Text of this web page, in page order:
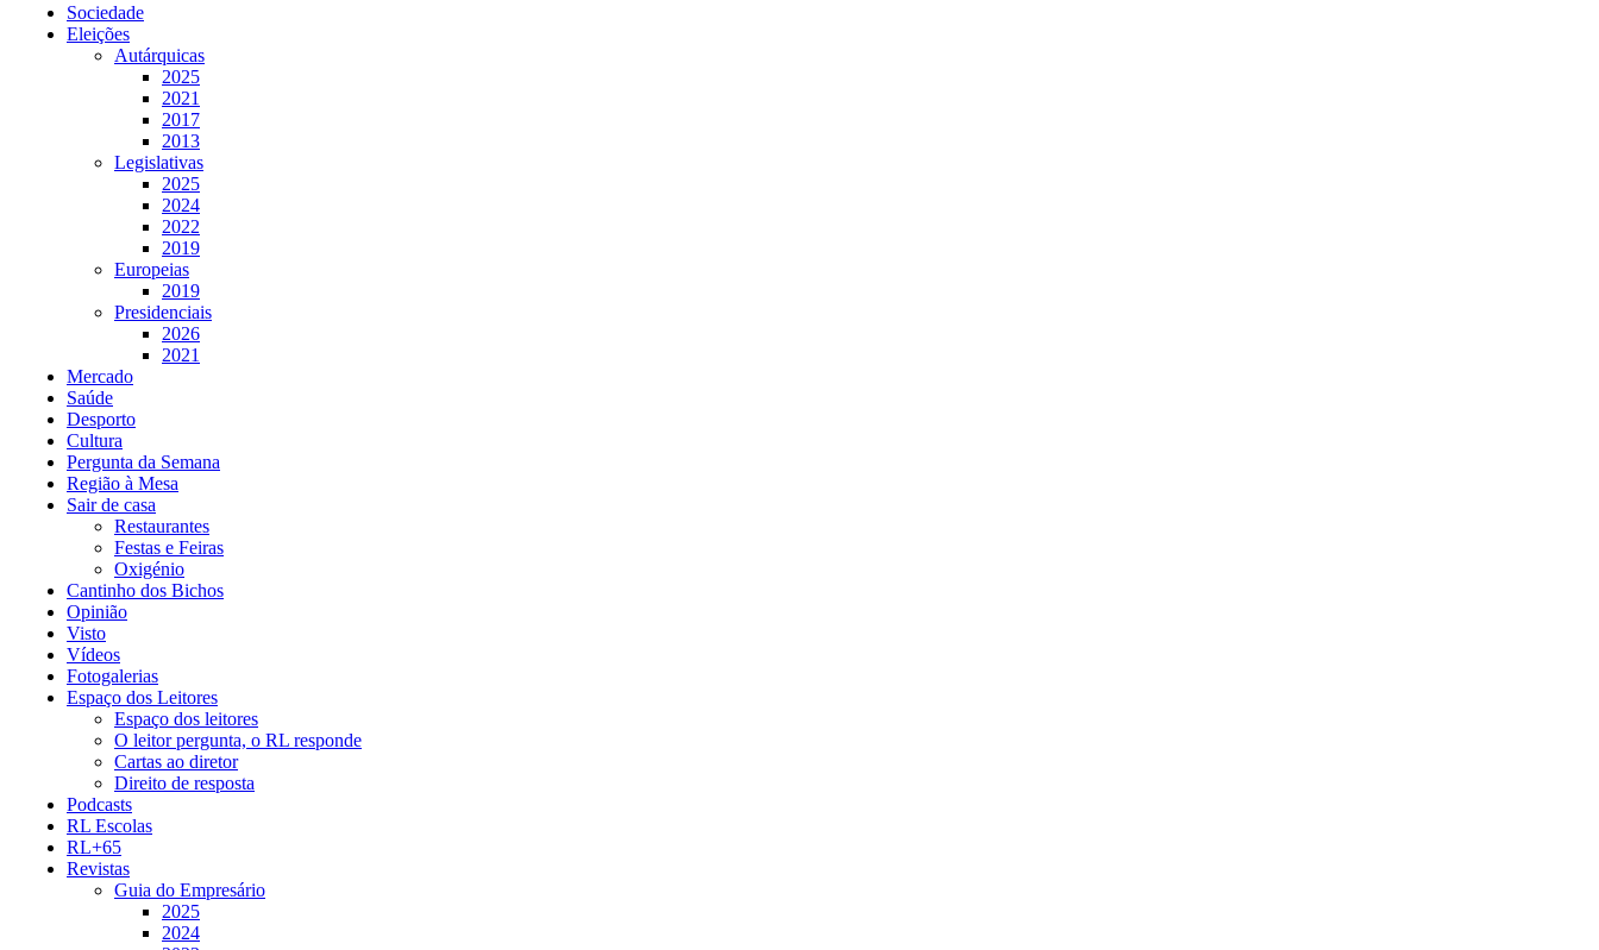
Sociedade
Eleições
Autárquicas
2025
2021
2017
2013
Legislativas
2025
2024
2022
2019
Europeias
2019
Presidenciais
2026
2021
Mercado
Saúde
Desporto
Cultura
Pergunta da Semana
Região à Mesa
Sair de casa
Restaurantes
Festas e Feiras
Oxigénio
Cantinho dos Bichos
Opinião
Visto
Vídeos
Fotogalerias
Espaço dos Leitores
Espaço dos leitores
O leitor pergunta, o RL responde
Cartas ao diretor
Direito de resposta
Podcasts
RL Escolas
RL+65
Revistas
Guia do Empresário
2025
2024